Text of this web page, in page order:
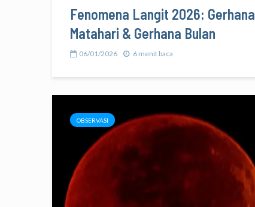
Fenomena Langit 2026: Gerhana
Matahari & Gerhana Bulan
06/01/2026 6 menit baca
OBSERVASI